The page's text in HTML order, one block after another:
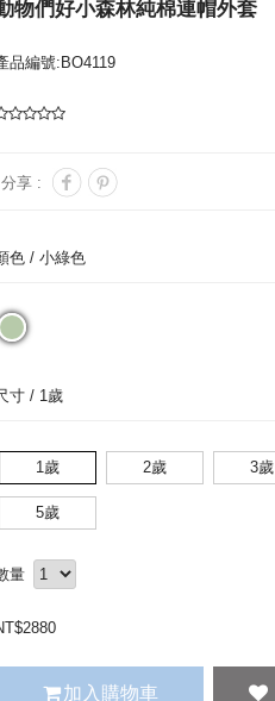
物們好小森林純棉連帽外套
品編號:BO4119
分享 :
色 / 小綠色
寸 / 1歲
1歲 2歲 3歲
5歲
量
2880
加入購物車